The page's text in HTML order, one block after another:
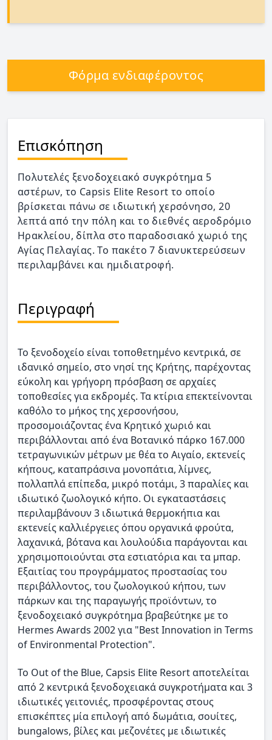
Φόρμα ενδιαφέροντος
Επισκόπηση
Πολυτελές ξενοδοχειακό συγκρότημα 5
αστέρων, το Capsis Elite Resort το οποίο
βρίσκεται πάνω σε ιδιωτική χερσόνησο, 20
λεπτά από την πόλη και το διεθνές αεροδρόμιο
Ηρακλείου, δίπλα στο παραδοσιακό χωριό της
Αγίας Πελαγίας. Το πακέτο 7 διανυκτερεύσεων
περιλαμβάνει και ημιδιατροφή.
Περιγραφή
Το ξενοδοχείο είναι τοποθετημένο κεντρικά, σε
ιδανικό σημείο, στο νησί της Κρήτης, παρέχοντας
εύκολη και γρήγορη πρόσβαση σε αρχαίες
τοποθεσίες για εκδρομές. Τα κτίρια επεκτείνονται
καθόλο το μήκος της χερσονήσου,
προσομοιάζοντας ένα Κρητικό χωριό και
περιβάλλονται από ένα Βοτανικό πάρκο 167.000
τετραγωνικών μέτρων με θέα το Αιγαίο, εκτενείς
κήπους, καταπράσινα μονοπάτια, λίμνες,
πολλαπλά επίπεδα, μικρό ποτάμι, 3 παραλίες και
ιδιωτικό ζωολογικό κήπο. Οι εγκαταστάσεις
περιλαμβάνουν 3 ιδιωτικά θερμοκήπια και
εκτενείς καλλιέργειες όπου οργανικά φρούτα,
λαχανικά, βότανα και λουλούδια παράγονται και
χρησιμοποιούνται στα εστιατόρια και τα μπαρ.
Εξαιτίας του προγράμματος προστασίας του
περιβάλλοντος, του ζωολογικού κήπου, των
πάρκων και της παραγωγής προϊόντων, το
ξενοδοχειακό συγκρότημα βραβεύτηκε με το
Hermes Awards 2002 για "Best Innovation in Terms
of Environmental Protection".
Το Out of the Blue, Capsis Elite Resort αποτελείται
από 2 κεντρικά ξενοδοχειακά συγκροτήματα και 3
ιδιωτικές γειτονιές, προσφέροντας στους
επισκέπτες μία επιλογή από δωμάτια, σουίτες,
bungalows, βίλες και μεζονέτες με ιδιωτικές